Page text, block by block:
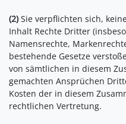
(2) Sie verpflichten sich,
Inhalt Rechte Dritter
Namensrechte,
bestehende Gesetze
von sämtlichen in diesem
gemachten Ansprüchen
Kosten der in diesem
rechtlichen Vertretung.